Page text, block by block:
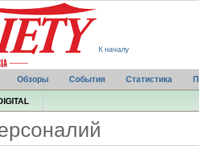
К началу
Обзоры События Статистика